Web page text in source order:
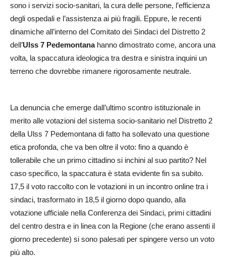
sono i servizi socio-sanitari, la cura delle persone, l’efficienza
degli ospedali e l’assistenza ai più fragili. Eppure, le recenti
dinamiche all’interno del Comitato dei Sindaci del Distretto 2
dell’Ulss 7 Pedemontanahanno dimostrato come, ancora una
volta, la spaccatura ideologica tra destra e sinistra inquini un
terreno che dovrebbe rimanere rigorosamente neutrale.
La denuncia che emerge dall’ultimo scontro istituzionale in
merito alle votazioni del sistema socio-sanitario nel Distretto 2
della Ulss 7 Pedemontana di fatto ha sollevato una questione
etica profonda, che va ben oltre il voto: fino a quando è
tollerabile che un primo cittadino si inchini al suo partito? Nel
caso specifico, la spaccatura è stata evidente fin sa subito.
17,5 il voto raccolto con le votazioni in un incontro online tra i
sindaci, trasformato in 18,5 il giorno dopo quando, alla
votazione ufficiale nella Conferenza dei Sindaci, primi cittadini
del centro destra e in linea con la Regione (che erano assenti il
giorno precedente) si sono palesati per spingere verso un voto
più alto.